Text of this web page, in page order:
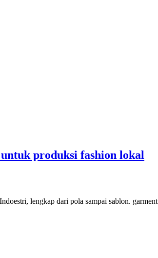
produksi fashion lokal
lengkap dari pola sampai sablon.